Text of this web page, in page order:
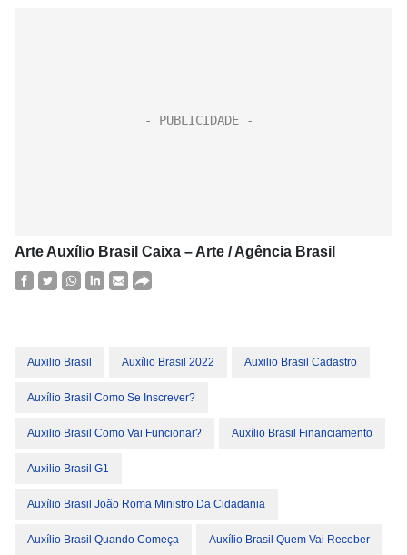
Arte Auxílio Brasil Caixa – Arte / Agência Brasil
Auxilio Brasil Auxílio Brasil 2022 Auxilio Brasil Cadastro
Auxílio Brasil Como Se Inscrever?
Auxilio Brasil Como Vai Funcionar? Auxílio Brasil Financiamento
Auxilio Brasil G1
Auxílio Brasil João Roma Ministro Da Cidadania
Auxílio Brasil Quando Começa Auxílio Brasil Quem Vai Receber